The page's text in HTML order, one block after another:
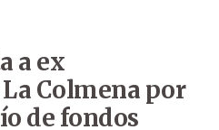
a ex
Colmena por
de fondos